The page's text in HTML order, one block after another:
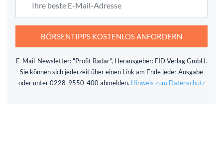
BÖRSENTIPPS KOSTENLOS ANFORDERN
E-Mail-Newsletter: "Profit Radar", Herausgeber: FID Verlag GmbH.
Sie können sich jederzeit über einen Link am Ende jeder Ausgabe
oder unter 0228-9550-400 abmelden. Hinweis zum Datenschutz